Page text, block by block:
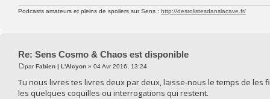
Podcasts amateurs et pleins de spoilers sur Sens : http://desrolistesdanslacave.fr/
Re: Sens Cosmo & Chaos est disponible
parFabien | L'Alcyon » 04 Avr 2016, 13:24
Tu nous livres tes livres deux par deux, laisse-nous le temps de
les quelques coquilles ou interrogations qui restent.